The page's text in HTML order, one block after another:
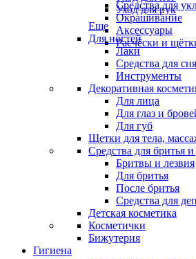
Уход для рук
Средства для
Окрашивание
Аксессуары
Расчёски и
Еще
Для ногтей
Лаки
Средства для
Инструменты
Декоративная
Для лица
Для глаз и
Для губ
Щетки для тела,
Средства для бритья
Бритвы и лезвия
Для бритья
После бритья
Средства для
Детская косметика
Косметички
Бижутерия
Гигиена